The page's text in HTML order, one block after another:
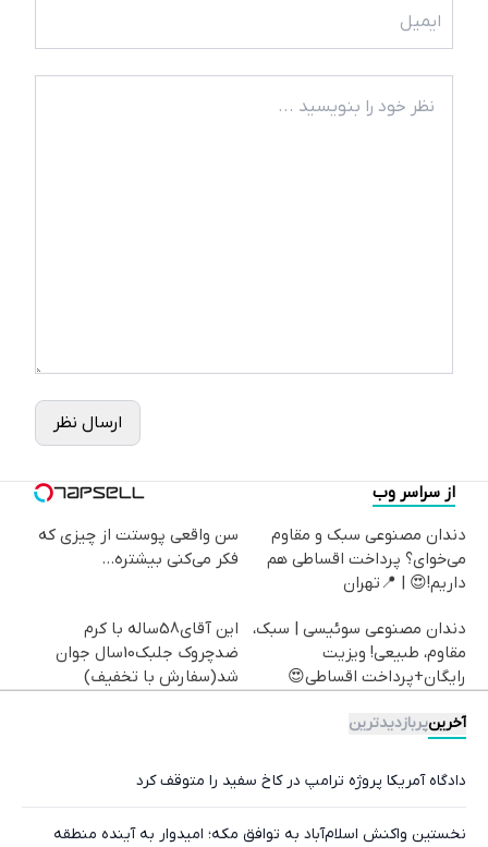
ارسال نظر
از سراسر وب
دندان مصنوعی سبک و مقاوم
می‌خوای؟ پرداخت اقساطی هم
داریم!😍 | 📍تهران
سن واقعی پوستت از چیزی که
فکر می‌کنی بیشتره...
دندان مصنوعی سوئیسی | سبک،
مقاوم، طبیعی! ویزیت
رایگان+پرداخت اقساطی😍
این آقای58ساله با کرم
ضدچروک جلبک10سال جوان
شد(سفارش با تخفیف)
آخرینپربازدیدترین
دادگاه آمریکا پروژه ترامپ در کاخ سفید را متوقف کرد
نخستین واکنش اسلام‌آباد به توافق مکه؛ امیدوار به آینده منطقه